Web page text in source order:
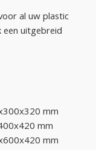
al uw plastic
een uitgebreid
mm
mm
mm